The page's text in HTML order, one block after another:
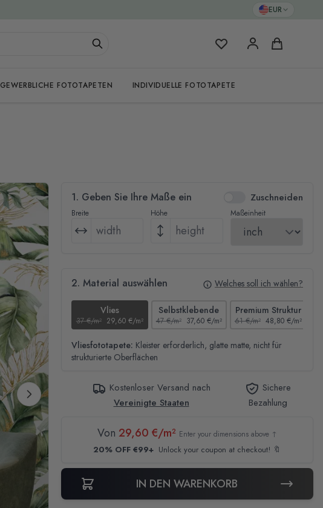
EUR
Meine FavoritenWarenkorb
GEWERBLICHE FOTOTAPETEN INDIVIDUELLE FOTOTAPETE
1. Geben Sie Ihre Maße ein Zuschneiden
Breite Höhe Maßeinheit
2. Material auswählen Welches soll ich wählen?
Vlies
37 €/m² 29,60 €/m²
Selbstklebende
47 €/m² 37,60 €/m²
Premium Struktur
61 €/m² 48,80 €/m²
Vliesfototapete: Kleister erforderlich, glatte matte, nicht für
strukturierte Oberflächen
Kostenloser Versand nach
Vereinigte Staaten
Sichere
Bezahlung
Von 29,60 €/m² Enter your dimensions above ↑
20% OFF €99+ Unlock your coupon at checkout! 🔖
IN DEN WARENKORB